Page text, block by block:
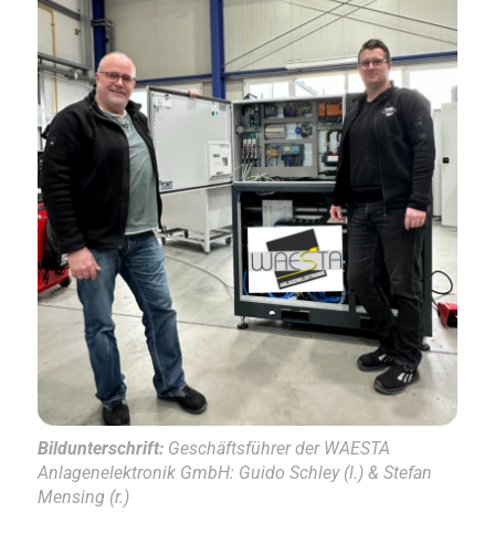
Bildunterschrift:Geschäftsführer der WAESTA
Anlagenelektronik GmbH: Guido Schley (l.) & Stefan
Mensing (r.)